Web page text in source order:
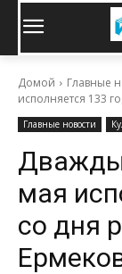
Домой Главные
исполняется 133
Главные новости
мая
со дня